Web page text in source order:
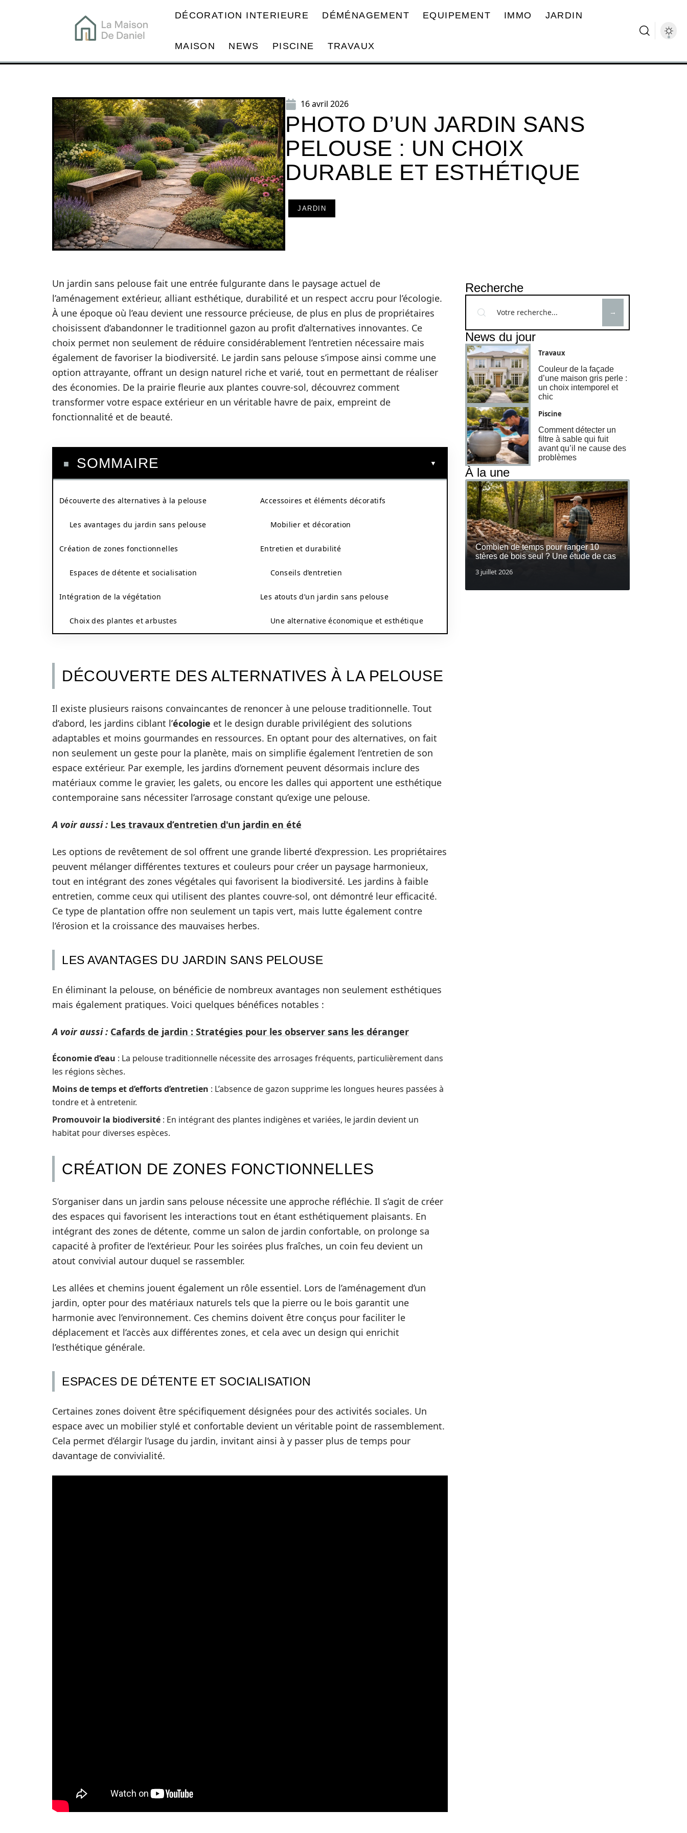
DÉCORATION INTERIEURE DÉMÉNAGEMENT EQUIPEMENT IMMO JARDIN
MAISON NEWS PISCINE TRAVAUX
16 avril 2026
PHOTO D’UN JARDIN SANS
PELOUSE : UN CHOIX
DURABLE ET ESTHÉTIQUE
JARDIN
Un jardin sans pelouse fait une entrée fulgurante dans le paysage actuel de
l’aménagement extérieur, alliant esthétique, durabilité et un respect accru pour l’écologie.
À une époque où l’eau devient une ressource précieuse, de plus en plus de propriétaires
choisissent d’abandonner le traditionnel gazon au profit d’alternatives innovantes. Ce
choix permet non seulement de réduire considérablement l’entretien nécessaire mais
également de favoriser la biodiversité. Le jardin sans pelouse s’impose ainsi comme une
option attrayante, offrant un design naturel riche et varié, tout en permettant de réaliser
des économies. De la prairie fleurie aux plantes couvre-sol, découvrez comment
transformer votre espace extérieur en un véritable havre de paix, empreint de
fonctionnalité et de beauté.
SOMMAIRE
Découverte des alternatives à la pelouse
Les avantages du jardin sans pelouse
Création de zones fonctionnelles
Espaces de détente et socialisation
Intégration de la végétation
Choix des plantes et arbustes
Accessoires et éléments décoratifs
Mobilier et décoration
Entretien et durabilité
Conseils d’entretien
Les atouts d’un jardin sans pelouse
Une alternative économique et esthétique
DÉCOUVERTE DES ALTERNATIVES À LA PELOUSE
Il existe plusieurs raisons convaincantes de renoncer à une pelouse traditionnelle. Tout
d’abord, les jardins ciblant l’écologie et le design durable privilégient des solutions
adaptables et moins gourmandes en ressources. En optant pour des alternatives, on fait
non seulement un geste pour la planète, mais on simplifie également l’entretien de son
espace extérieur. Par exemple, les jardins d’ornement peuvent désormais inclure des
matériaux comme le gravier, les galets, ou encore les dalles qui apportent une esthétique
contemporaine sans nécessiter l’arrosage constant qu’exige une pelouse.
A voir aussi : Les travaux d’entretien d'un jardin en été
Les options de revêtement de sol offrent une grande liberté d’expression. Les propriétaires
peuvent mélanger différentes textures et couleurs pour créer un paysage harmonieux,
tout en intégrant des zones végétales qui favorisent la biodiversité. Les jardins à faible
entretien, comme ceux qui utilisent des plantes couvre-sol, ont démontré leur efficacité.
Ce type de plantation offre non seulement un tapis vert, mais lutte également contre
l’érosion et la croissance des mauvaises herbes.
LES AVANTAGES DU JARDIN SANS PELOUSE
En éliminant la pelouse, on bénéficie de nombreux avantages non seulement esthétiques
mais également pratiques. Voici quelques bénéfices notables :
A voir aussi : Cafards de jardin : Stratégies pour les observer sans les déranger
Économie d’eau : La pelouse traditionnelle nécessite des arrosages fréquents, particulièrement dans
les régions sèches.
Moins de temps et d’efforts d’entretien : L’absence de gazon supprime les longues heures passées à
tondre et à entretenir.
Promouvoir la biodiversité : En intégrant des plantes indigènes et variées, le jardin devient un
habitat pour diverses espèces.
CRÉATION DE ZONES FONCTIONNELLES
S’organiser dans un jardin sans pelouse nécessite une approche réfléchie. Il s’agit de créer
des espaces qui favorisent les interactions tout en étant esthétiquement plaisants. En
intégrant des zones de détente, comme un salon de jardin confortable, on prolonge sa
capacité à profiter de l’extérieur. Pour les soirées plus fraîches, un coin feu devient un
atout convivial autour duquel se rassembler.
Les allées et chemins jouent également un rôle essentiel. Lors de l’aménagement d’un
jardin, opter pour des matériaux naturels tels que la pierre ou le bois garantit une
harmonie avec l’environnement. Ces chemins doivent être conçus pour faciliter le
déplacement et l’accès aux différentes zones, et cela avec un design qui enrichit
l’esthétique générale.
ESPACES DE DÉTENTE ET SOCIALISATION
Certaines zones doivent être spécifiquement désignées pour des activités sociales. Un
espace avec un mobilier stylé et confortable devient un véritable point de rassemblement.
Cela permet d’élargir l’usage du jardin, invitant ainsi à y passer plus de temps pour
davantage de convivialité.
Recherche
News du jour
Travaux
Couleur de la façade
d’une maison gris perle :
un choix intemporel et
chic
Piscine
Comment détecter un
filtre à sable qui fuit
avant qu’il ne cause des
problèmes
À la une
Combien de temps pour ranger 10
stères de bois seul ? Une étude de cas
3 juillet 2026